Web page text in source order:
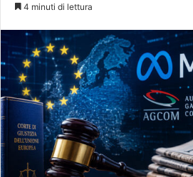
4 minuti di lettura